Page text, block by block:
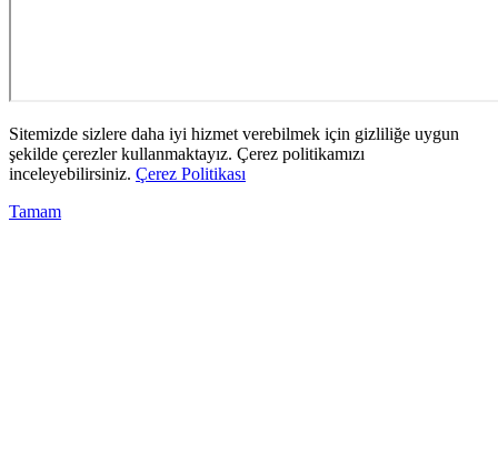
Sitemizde sizlere daha iyi hizmet verebilmek için gizliliğe uygun
şekilde çerezler kullanmaktayız. Çerez politikamızı
inceleyebilirsiniz. Çerez Politikası
Tamam